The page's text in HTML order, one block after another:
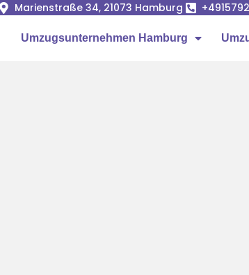
Marienstraße 34, 21073 Hamburg
Umzugsunternehmen Hamburg